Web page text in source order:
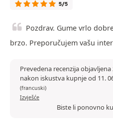
5/5
Pozdrav. Gume vrlo
brzo. Preporučujem vašu
Prevedena recenzija objavljena
nakon iskustva kupnje od 11.
(francuski)
Izvješće
Biste li ponovno